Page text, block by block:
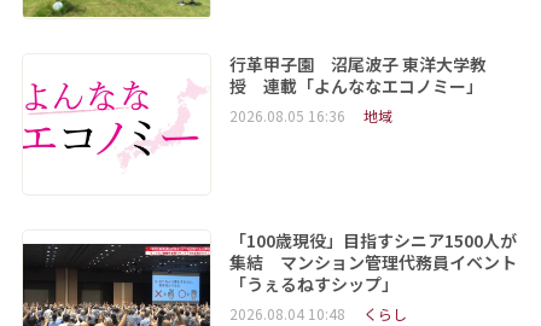
行革甲子園 沼尾波子 東洋大学教
授 連載「よんななエコノミー」
2026.08.05 16:36 地域
「100歳現役」目指すシニア1500人が
集結 マンション管理代務員イベント
「うぇるねすシップ」
2026.08.04 10:48 くらし